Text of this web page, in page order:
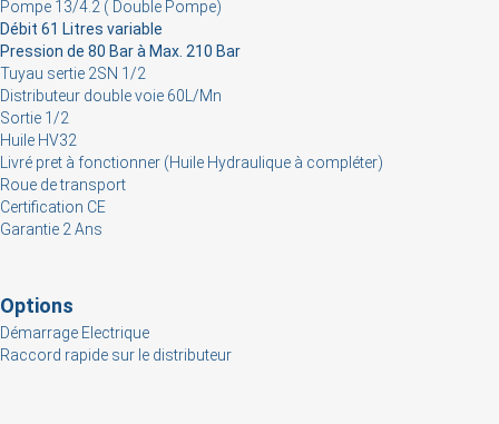
Pompe 13/4.2 ( Double Pompe)
Débit 61 Litres variable
Pression de 80 Bar à Max. 210 Bar
Tuyau sertie 2SN 1/2
Distributeur double voie 60L/Mn
Sortie 1/2
Huile HV32
Livré pret à fonctionner (Huile Hydraulique à compléter)
Roue de transport
Certification CE
Garantie 2 Ans
Options
Démarrage Electrique
Raccord rapide sur le distributeur
Cancel